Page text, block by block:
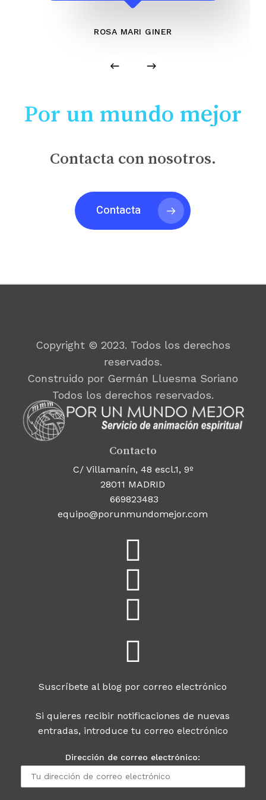
ROSA MARI GINER
Por un mundo mejor
Contacta con nosotros.
Contacta
Copyright © 2023. Todos los derechos
reservados.
Construido por Germán Lluesma Soriano
Todos los derechos reservados.
Contacto
C/ Villamanín, 48 escl.1, 9º
28011 MADRID
669823483
equipo@porunmundomejor.com
Suscríbete al blog por correo electrónico
Si quieres recibir notificaciones de nuevas
entradas, introduce tu correo electrónico
Dirección de correo electrónico: